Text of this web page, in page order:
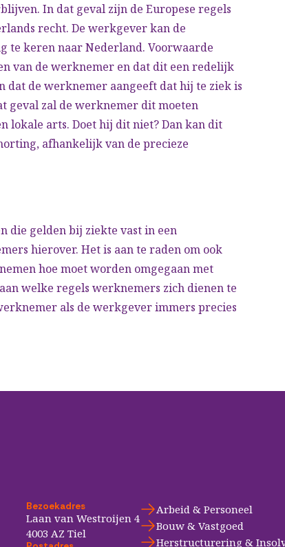
In dat geval zijn de Europese regels
recht. De werkgever kan de
te keren naar Nederland. Voorwaarde
van de werknemer en dat dit een redelijk
de werknemer aangeeft dat hij te ziek is
geval zal de werknemer dit moeten
lokale arts. Doet hij dit niet? Dan kan dit
afhankelijk van de precieze
die gelden bij ziekte vast in een
hierover. Het is aan te raden om ook
hoe moet worden omgegaan met
welke regels werknemers zich dienen te
als de werkgever immers precies
Bezoekadres
Laan van Westroijen 4
4003 AZ Tiel
Arbeid & Personeel
Bouw & Vastgoed
Herstructurering &